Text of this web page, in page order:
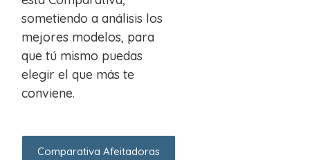
sometiendo a análisis los
mejores modelos, para
que tú mismo puedas
elegir el que más te
conviene.
Comparativa Afeitadoras